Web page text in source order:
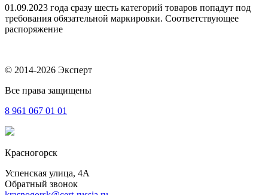
01.09.2023 года сразу шесть категорий товаров попадут под
требования обязательной маркировки. Соответствующее
распоряжение
© 2014-2026 Эксперт
Все права защищены
8 961 067 01 01
Красногорск
Успенская улица, 4А
Обратный звонок